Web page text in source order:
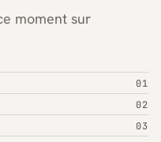
moment sur